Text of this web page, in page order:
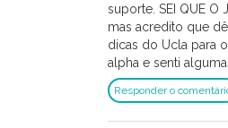
suporte. SEI QUE O
mas acredito que
dicas do Ucla para
alpha e senti
Responder o